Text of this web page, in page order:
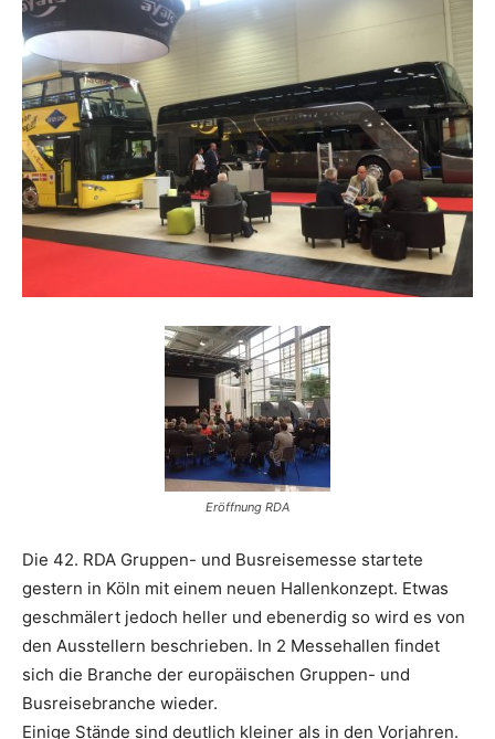
Reiseempfehlungen.
Eröffnung RDA
Die 42. RDA Gruppen- und Busreisemesse startete
gestern in Köln mit einem neuen Hallenkonzept. Etwas
geschmälert jedoch heller und ebenerdig so wird es von
den Ausstellern beschrieben. In 2 Messehallen findet
sich die Branche der europäischen Gruppen- und
Busreisebranche wieder.
Einige Stände sind deutlich kleiner als in den Vorjahren.